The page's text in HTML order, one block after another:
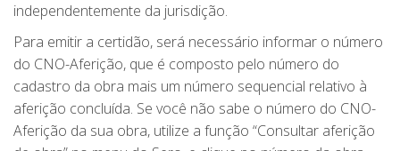
independentemente da jurisdição.
Para emitir a certidão, será necessário informar o número
do CNO-Aferição, que é composto pelo número do
cadastro da obra mais um número sequencial relativo à
aferição concluída. Se você não sabe o número do CNO-
Aferição da sua obra, utilize a função “Consultar aferição